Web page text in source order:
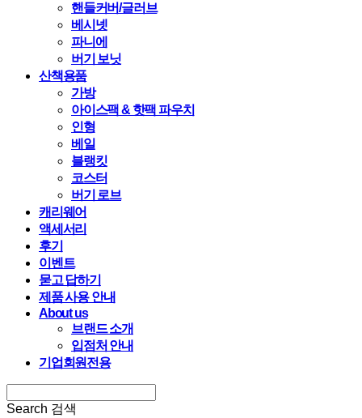
핸들커버/글러브
베시넷
파니에
버기 보닛
산책용품
가방
아이스팩 & 핫팩 파우치
인형
베일
블랭킷
코스터
버기 로브
캐리웨어
액세서리
후기
이벤트
묻고 답하기
제품 사용 안내
About us
브랜드 소개
입점처 안내
기업회원전용
Search 검색